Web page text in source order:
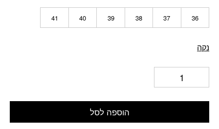
36
37
38
39
40
41
נקה
הוספה לסל